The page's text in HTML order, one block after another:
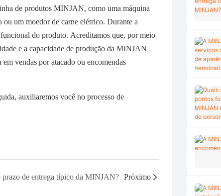
de produtos MINJAN, como uma máquina
um moedor de carne elétrico. Durante a
do produto. Acreditamos que, por meio
e a capacidade de produção da MINJAN
vendas por atacado ou encomendas
auxiliaremos você no processo de
prazo de entrega típico da MINJAN? Próximo